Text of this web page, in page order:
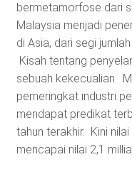
bermetamorfose dari
Malaysia menjadi
di Asia, dari segi
Kisah tentang
sebuah kekecualian.
pemeringkat industri
mendapat predikat
tahun terakhir. Kini
mencapai nilai 2,1